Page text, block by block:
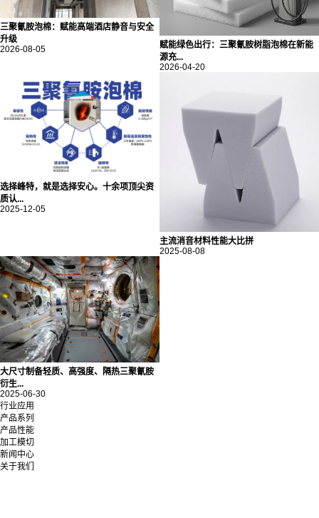
三聚氰胺泡棉：赋能高端酒店静音与安全
升级
2026-08-05
赋能绿色出行：三聚氰胺树脂泡棉在新能
源充...
2026-04-20
选择峰特，就是选择安心。十余项顶尖资
质认...
2025-12-05
主流消音材料性能大比拼
2025-08-08
大尺寸制备轻质、高强度、隔热三聚氰胺
衍生...
2025-06-30
行业应用
产品系列
产品性能
加工模切
新闻中心
关于我们